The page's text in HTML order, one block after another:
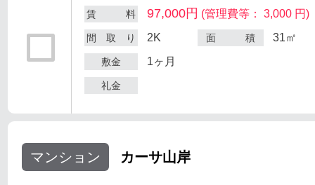
賃 料 97,000円 (管理費等： 3,000 円)
間 取 り 2K 面 積 31㎡
敷金 1ヶ月
礼金
マンション カーサ山岸